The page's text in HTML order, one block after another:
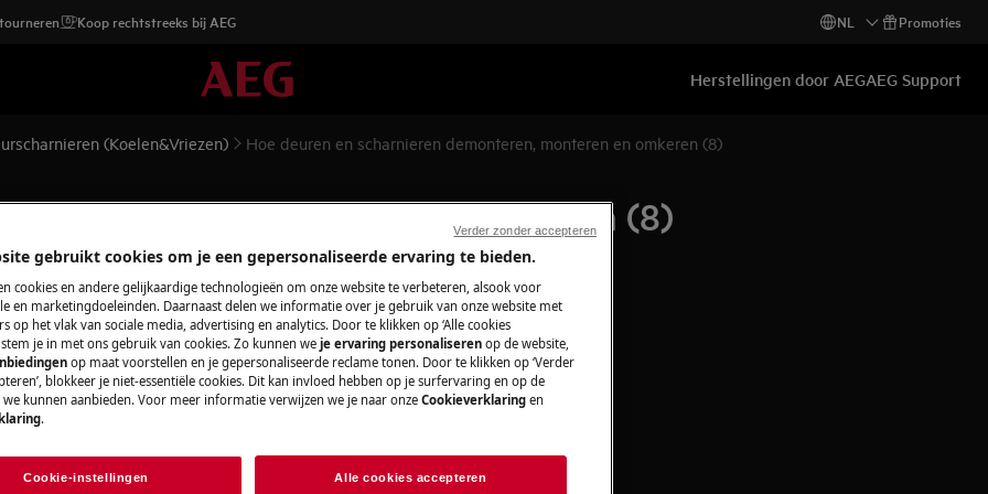
Koop rechtstreeks bij AEG NL Promoties
Herstellingen door AEGAEG Support
(Koelen&Vriezen) Hoe deuren en scharnieren demonteren, monteren en omkeren (8)
demonteren, monteren en omkeren (8)
voordat je met
voor zware apparaten zijn twee
gebruikt cookies om je een gepersonaliseerde ervaring te bieden.
cookies en andere gelijkaardige technologieën om onze website te verbeteren, alsook voor
en marketingdoeleinden. Daarnaast delen we informatie over je gebruik van onze website met
op het vlak van sociale media, advertising en analytics. Door te klikken op ‘Alle cookies
stem je in met ons gebruik van cookies. Zo kunnen we je ervaring personaliseren op de website,
op maat voorstellen en je gepersonaliseerde reclame tonen. Door te klikken op ‘Verder
blokkeer je niet-essentiële cookies. Dit kan invloed hebben op je surfervaring en op de
kunnen aanbieden. Voor meer informatie verwijzen we je naar onze Cookieverklaring en
.
Cookie-instellingen Alle cookies accepteren
Verder zonder accepteren